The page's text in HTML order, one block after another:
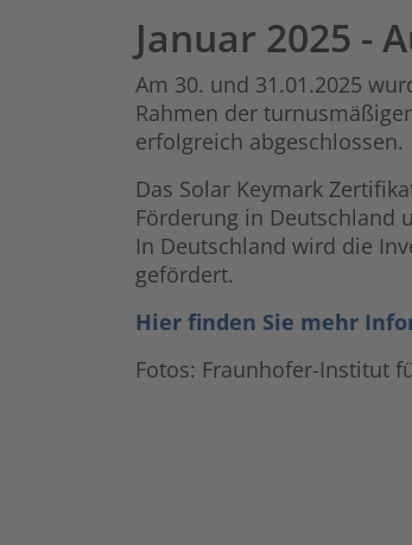
Januar 2025 -
Am 30. und 31.01.2025
Rahmen der
erfolgreich abgeschlossen.
Das Solar Keymark
Förderung in Deutschland
In Deutschland wird die
gefördert.
Hier finden Sie mehr
Fotos: Fraunhofer-Institut